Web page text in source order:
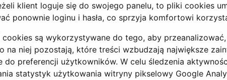
klient loguje się do swojego panelu, to pliki cookies
ponownie loginu i hasła, co sprzyja komfortowi
są wykorzystywane do tego, aby
na niej pozostają, które treści wzbudzają największe
do preferencji użytkowników. W celu śledzenia
statystyk użytkowania witryny pikselowy Google